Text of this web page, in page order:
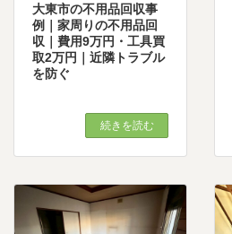
大東市の不用品回収事
例｜家周りの不用品回
収｜費用9万円・工具買
取2万円｜近隣トラブル
を防ぐ
続きを読む